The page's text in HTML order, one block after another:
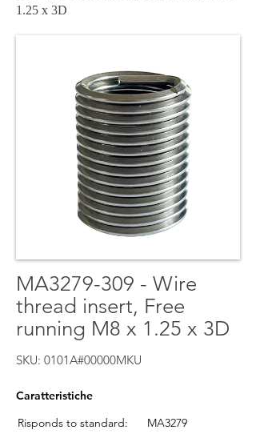
1.25 x 3D
MA3279-309 - Wire
thread insert, Free
running M8 x 1.25 x 3D
SKU: 0101A#00000MKU
Caratteristiche
Risponds to standard:
MA3279